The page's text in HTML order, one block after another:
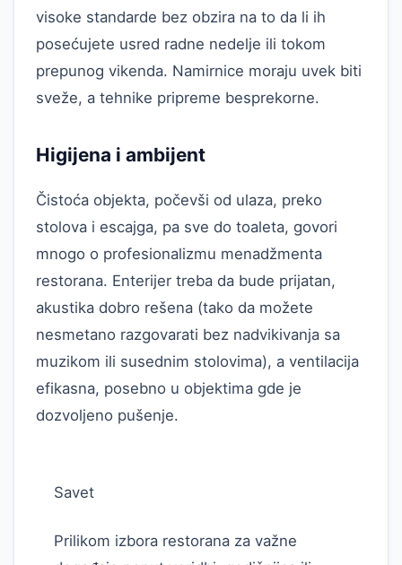
visoke standarde bez obzira na to da li ih
posećujete usred radne nedelje ili tokom
prepunog vikenda. Namirnice moraju uvek biti
sveže, a tehnike pripreme besprekorne.
Higijena i ambijent
Čistoća objekta, počevši od ulaza, preko
stolova i escajga, pa sve do toaleta, govori
mnogo o profesionalizmu menadžmenta
restorana. Enterijer treba da bude prijatan,
akustika dobro rešena (tako da možete
nesmetano razgovarati bez nadvikivanja sa
muzikom ili susednim stolovima), a ventilacija
efikasna, posebno u objektima gde je
dozvoljeno pušenje.
Savet
Prilikom izbora restorana za važne